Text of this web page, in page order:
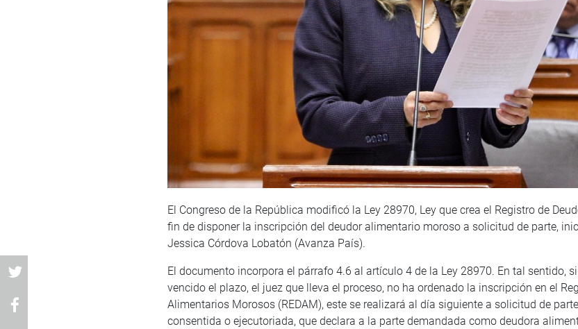
El Congreso de la República modificó la Ley 28970, Ley que crea el Registro de
fin de disponer la inscripción del deudor alimentario moroso a solicitud de parte,
Jessica Córdova Lobatón (Avanza País).
El documento incorpora el párrafo 4.6 al artículo 4 de la Ley 28970. En tal sentido,
vencido el plazo, el juez que lleva el proceso, no ha ordenado la inscripción en el
Alimentarios Morosos (REDAM), este se realizará al día siguiente a solicitud de
consentida o ejecutoriada, que declara a la parte demandada como deudora